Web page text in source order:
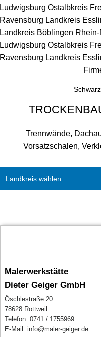
Ludwigsburg Ostalbkreis
Ravensburg Landkreis
Landkreis Böblingen
Ludwigsburg Ostalbkreis
Ravensburg Landkreis
Trennwände,
Vorsatzschalen,
Landkreis wählen...
Malerwerkstätte
Dieter Geiger GmbH
Öschlestraße 20
78628 Rottweil
Telefon: 0741 / 1755969
E-Mail: info@maler-geiger.de